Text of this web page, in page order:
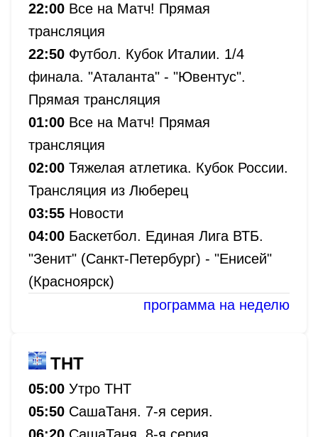
22:00 Все на Матч! Прямая
трансляция
22:50 Футбол. Кубок Италии. 1/4
финала. "Аталанта" - "Ювентус".
Прямая трансляция
01:00 Все на Матч! Прямая
трансляция
02:00 Тяжелая атлетика. Кубок России.
Трансляция из Люберец
03:55 Новости
04:00 Баскетбол. Единая Лига ВТБ.
"Зенит" (Санкт-Петербург) - "Енисей"
(Красноярск)
программа на неделю
ТНТ
05:00 Утро ТНТ
05:50 СашаТаня. 7-я серия.
06:20 СашаТаня. 8-я серия.